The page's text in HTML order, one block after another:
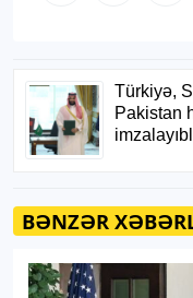
BƏNZƏR